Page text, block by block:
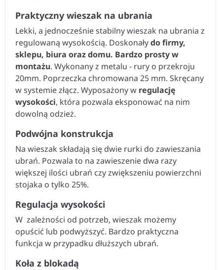
Praktyczny wieszak na ubrania
Lekki, a jednocześnie stabilny wieszak na ubrania z
regulowaną wysokością. Doskonałydo firmy,
sklepu, biura oraz domu. Bardzo prosty w
montażu. Wykonany z metalu - rury o przekroju
20mm. Poprzeczka chromowana 25 mm. Skręcany
w systemie złącz. Wyposażony w regulację
wysokości, która pozwala eksponować na nim
dowolną odzież.
Podwójna konstrukcja
Na wieszak składają się dwie rurki do zawieszania
ubrań. Pozwala to na zawieszenie dwa razy
większej ilości ubrań czy zwiększeniu powierzchni
stojaka o tylko 25%.
Regulacja wysokości
W zależności od potrzeb, wieszak możemy
opuścić lub podwyższyć. Bardzo praktyczna
funkcja w przypadku dłuższych ubrań.
Koła z blokadą